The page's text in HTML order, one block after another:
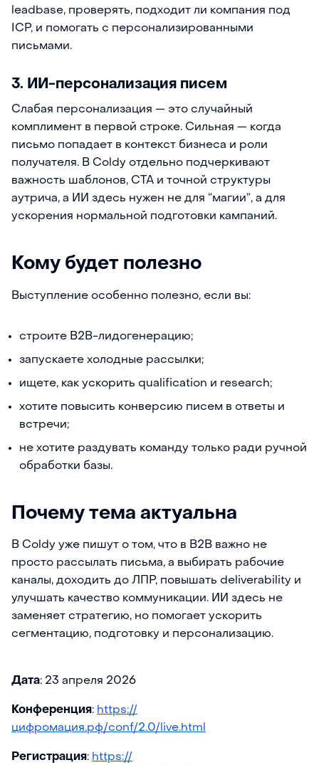
leadbase, проверять, подходит ли компания под
ICP, и помогать с персонализированными
письмами.
3. ИИ-персонализация писем
Слабая персонализация — это случайный
комплимент в первой строке. Сильная — когда
письмо попадает в контекст бизнеса и роли
получателя. В Coldy отдельно подчеркивают
важность шаблонов, CTA и точной структуры
аутрича, а ИИ здесь нужен не для “магии”, а для
ускорения нормальной подготовки кампаний.
Кому будет полезно
Выступление особенно полезно, если вы:
строите B2B-лидогенерацию;
запускаете холодные рассылки;
ищете, как ускорить qualification и research;
хотите повысить конверсию писем в ответы и
встречи;
не хотите раздувать команду только ради ручной
обработки базы.
Почему тема актуальна
В Coldy уже пишут о том, что в B2B важно не
просто рассылать письма, а выбирать рабочие
каналы, доходить до ЛПР, повышать deliverability и
улучшать качество коммуникации. ИИ здесь не
заменяет стратегию, но помогает ускорить
сегментацию, подготовку и персонализацию.
Дата: 23 апреля 2026
Конференция: https://
цифромация.рф/conf/2.0/live.html
Регистрация: https://